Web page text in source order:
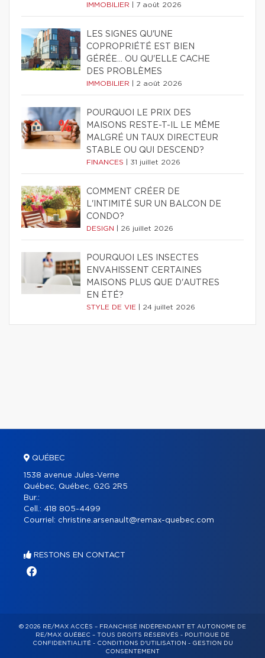
IMMOBILIER 7 août 2026
LES SIGNES QU'UNE
COPROPRIÉTÉ EST BIEN
GÉRÉE… OU QU'ELLE CACHE
DES PROBLÈMES
IMMOBILIER 2 août 2026
POURQUOI LE PRIX DES
MAISONS RESTE-T-IL LE MÊME
MALGRÉ UN TAUX DIRECTEUR
STABLE OU QUI DESCEND?
FINANCES 31 juillet 2026
COMMENT CRÉER DE
L'INTIMITÉ SUR UN BALCON DE
CONDO?
DESIGN 26 juillet 2026
POURQUOI LES INSECTES
ENVAHISSENT CERTAINES
MAISONS PLUS QUE D'AUTRES
EN ÉTÉ?
STYLE DE VIE 24 juillet 2026
QUÉBEC
1538 avenue Jules-Verne
Québec, Québec, G2G 2R5
Bur.:
Cell.: 418 805-4499
Courriel: christine.arsenault@remax-quebec.com
RESTONS EN CONTACT
© 2026 RE/MAX ACCÈS – FRANCHISÉ INDÉPENDANT ET AUTONOME DE
RE/MAX QUÉBEC – TOUS DROITS RÉSERVÉS - POLITIQUE DE
CONFIDENTIALITÉ- CONDITIONS D'UTILISATION - GESTION DU
CONSENTEMENT